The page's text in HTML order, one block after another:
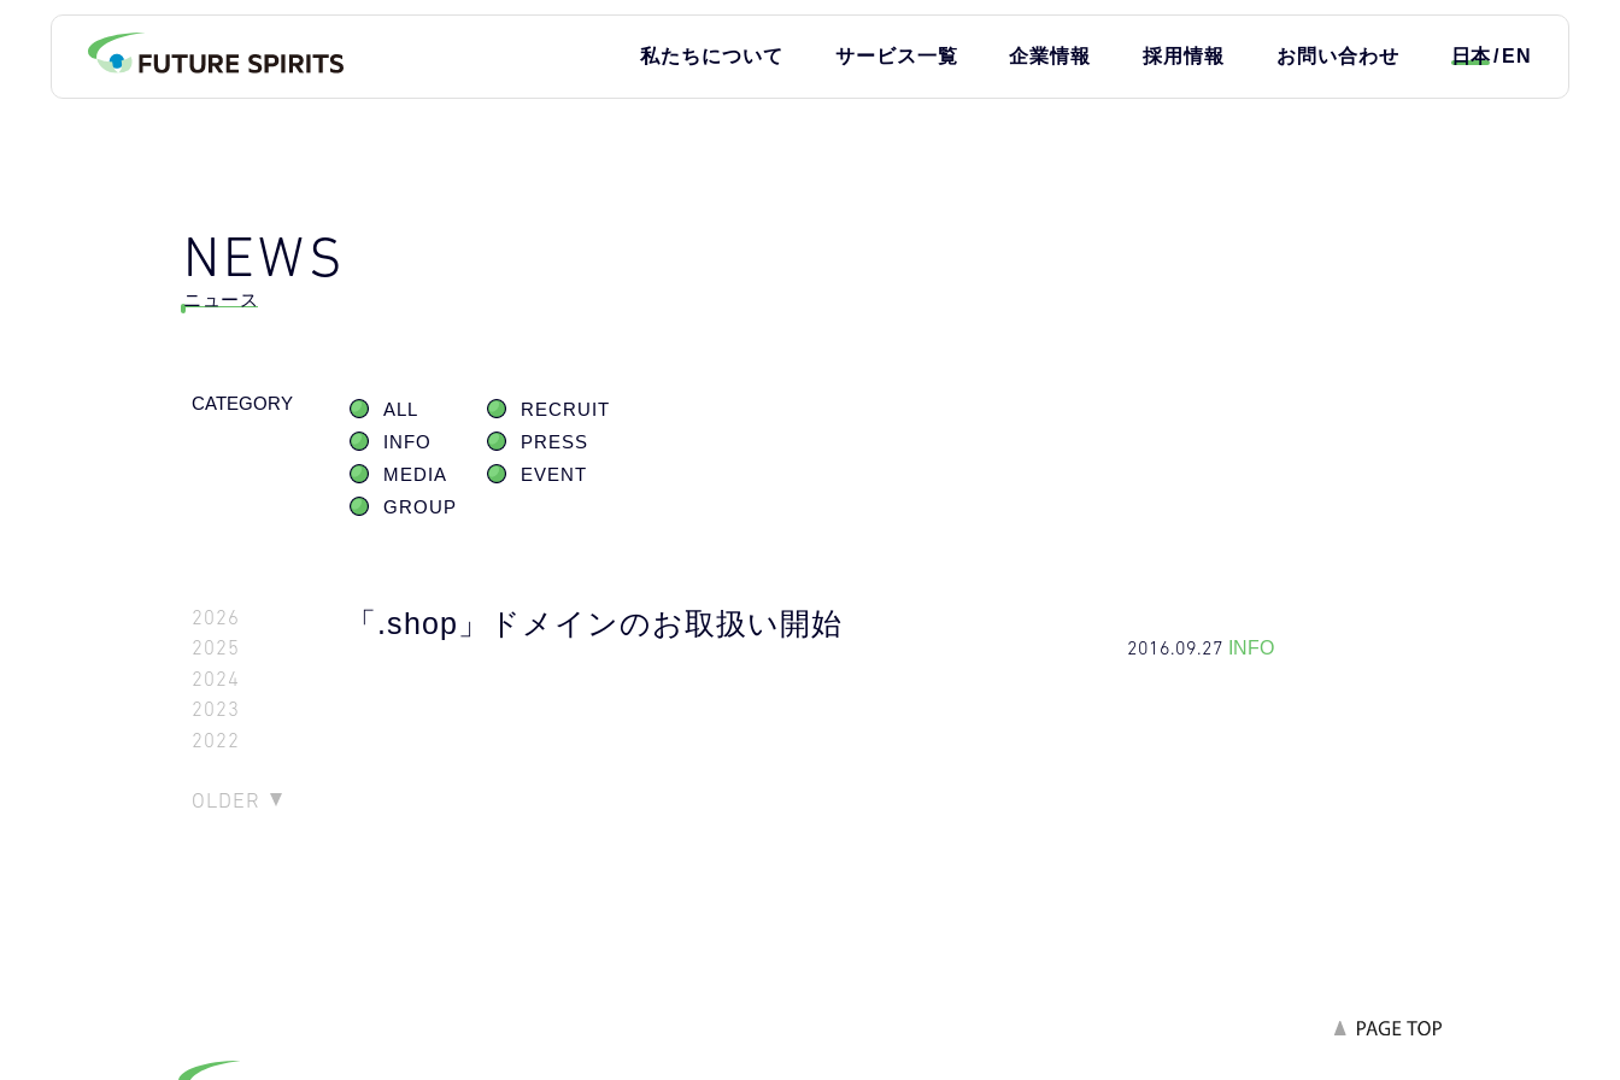
私たちについて サービス一覧 企業情報 採用情報 お問い合わせ 日本 EN
NEWS
ニュース
CATEGORY ALL
RECRUIT
INFO
PRESS
MEDIA
EVENT
GROUP
2026
2025
2024
2023
2022
OLDER
「.shop」ドメインのお取扱い開始
2016.09.27 INFO